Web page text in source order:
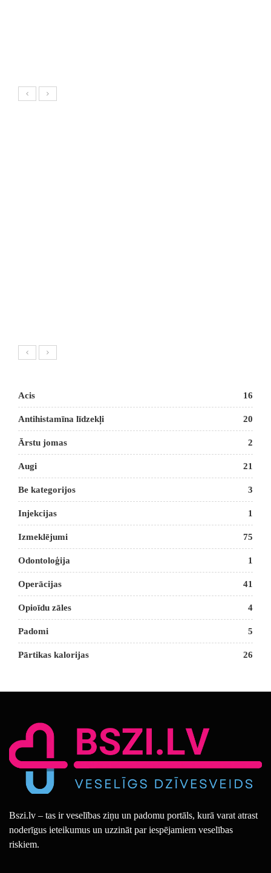
Acis 16
Antihistamīna līdzekļi 20
Ārstu jomas 2
Augi 21
Be kategorijos 3
Injekcijas 1
Izmeklējumi 75
Odontoloģija 1
Operācijas 41
Opioīdu zāles 4
Padomi 5
Pārtikas kalorijas 26
Bszi.lv – tas ir veselības ziņu un padomu portāls, kurā varat atrast
noderīgus ieteikumus un uzzināt par iespējamiem veselības
riskiem.